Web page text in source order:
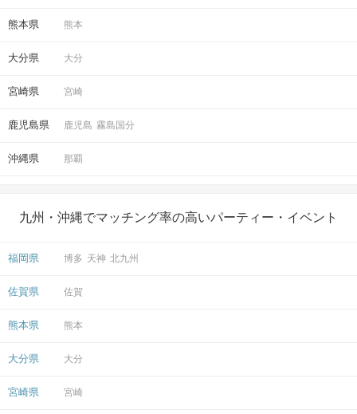
熊本県 熊本
大分県 大分
宮崎県 宮崎
鹿児島県 鹿児島 霧島国分
沖縄県 那覇
九州・沖縄でマッチング率の高いパーティー・イベント
福岡県 博多 天神 北九州
佐賀県 佐賀
熊本県 熊本
大分県 大分
宮崎県 宮崎